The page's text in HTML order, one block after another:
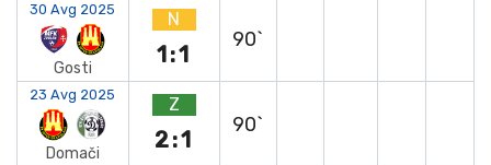
30 Avg 2025
Gosti
N
1:1
90`
23 Avg 2025
Domači
Z
2:1
90`